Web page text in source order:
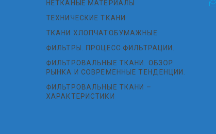
НЕТКАНЫЕ МАТЕРИАЛЫ
ТЕХНИЧЕСКИЕ ТКАНИ
ТКАНИ ХЛОПЧАТОБУМАЖНЫЕ
ФИЛЬТРЫ. ПРОЦЕСС ФИЛЬТРАЦИИ.
ФИЛЬТРОВАЛЬНЫЕ ТКАНИ. ОБЗОР
РЫНКА И СОВРЕМЕННЫЕ ТЕНДЕНЦИИ.
ФИЛЬТРОВАЛЬНЫЕ ТКАНИ –
ХАРАКТЕРИСТИКИ